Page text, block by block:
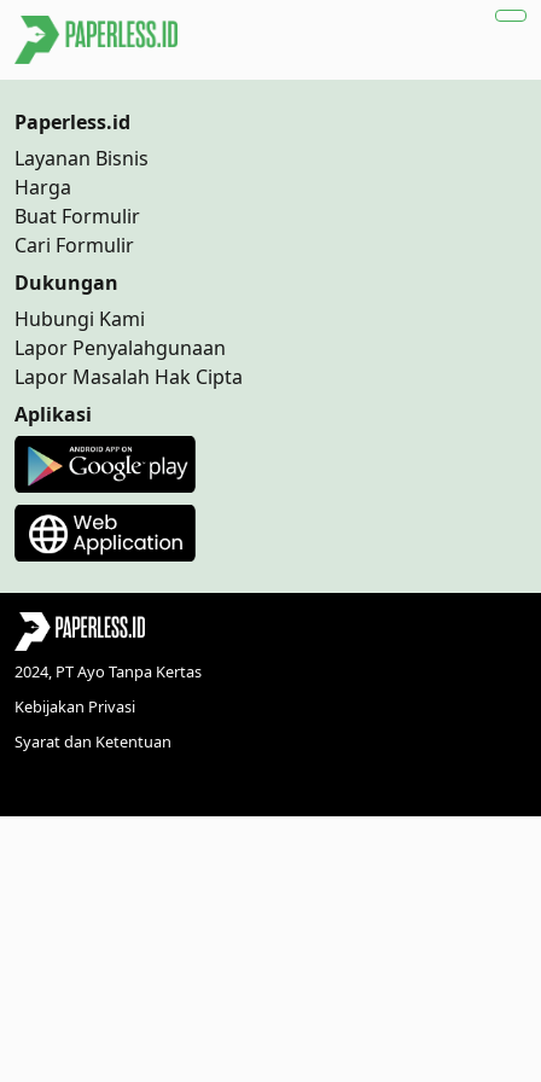
Paperless.id
Layanan Bisnis
Harga
Buat Formulir
Cari Formulir
Dukungan
Hubungi Kami
Lapor Penyalahgunaan
Lapor Masalah Hak Cipta
Aplikasi
2024, PT Ayo Tanpa Kertas
Kebijakan Privasi
Syarat dan Ketentuan